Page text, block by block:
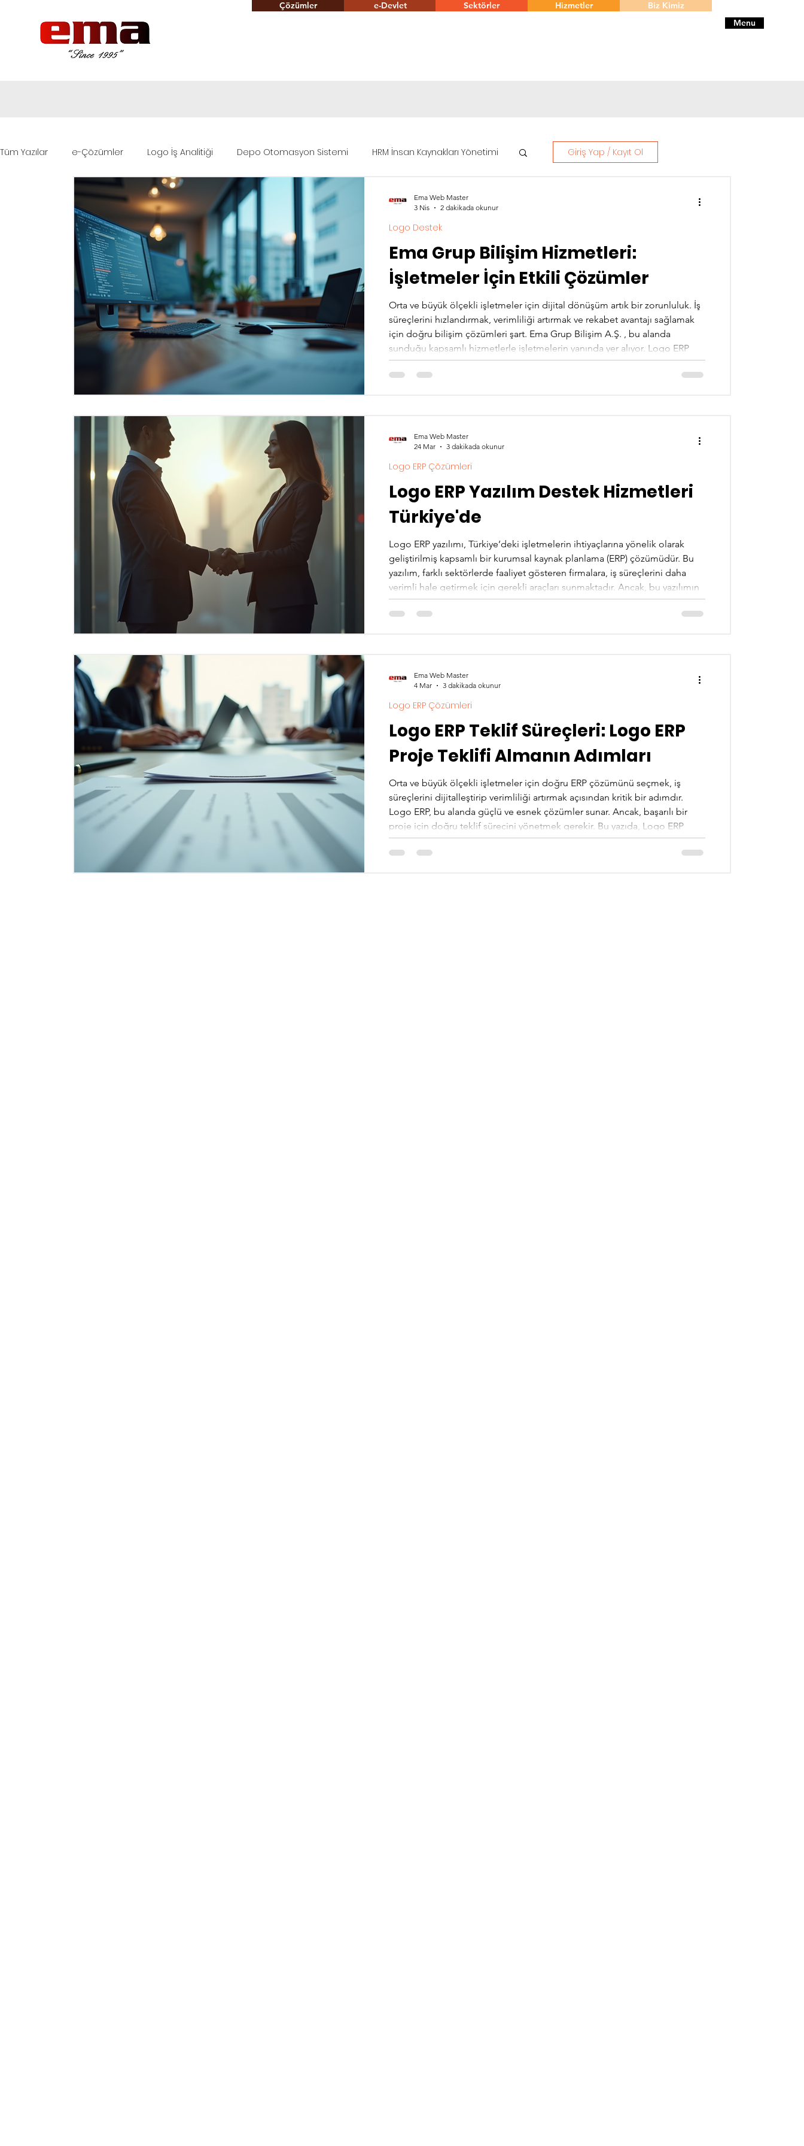
Çözümler e-Devlet Sektörler Hizmetler
Biz Kimiz
Menu
Tüm Yazılar e-Çözümler Logo İş Analitiği Depo Otomasyon Sistemi HRM İnsan Kaynakları Yönetimi
Logo ERP Çözümleri Sektörel Çözümler e-Devlet Logo Fiyat Listesi
Logo Edge ERP Logo Edge T-Series Logo CRM Entegrasyonu
Giriş Yap / Kayıt Ol
Ema Grup Bilişim Hizmetleri:
İşletmeler İçin Etkili Çözümler
Orta ve büyük ölçekli işletmeler için dijital dönüşüm artık bir zorunluluk. İş
süreçlerini hızlandırmak, verimliliği artırmak ve rekabet avantajı sağlamak
için doğru bilişim çözümleri şart. Ema Grup Bilişim A.Ş. , bu alanda
sunduğu kapsamlı hizmetlerle işletmelerin yanında yer alıyor. Logo ERP
çözümlerinde lider iş ortağı olarak, hem yurt içinde hem de yurt dışında
birçok firmaya destek veriyor. Ema Grup Bilişim Hizmetleri Nelerdir? Ema
Logo Destek
Ema Web Master
3 Nis
2 dakikada okunur
Logo ERP Yazılım Destek Hizmetleri
Türkiye'de
Logo ERP yazılımı, Türkiye’deki işletmelerin ihtiyaçlarına yönelik olarak
geliştirilmiş kapsamlı bir kurumsal kaynak planlama (ERP) çözümüdür. Bu
yazılım, farklı sektörlerde faaliyet gösteren firmalara, iş süreçlerini daha
verimli hale getirmek için gerekli araçları sunmaktadır. Ancak, bu yazılımın
etkin bir şekilde kullanılabilmesi için profesyonel destek hizmetleri son
derece önemlidir. Logo ERP Yazılımının Önemi Logo ERP, işletmelerin tüm
Logo ERP Çözümleri
Ema Web Master
24 Mar
3 dakikada okunur
Logo ERP Teklif Süreçleri: Logo ERP
Proje Teklifi Almanın Adımları
Orta ve büyük ölçekli işletmeler için doğru ERP çözümünü seçmek, iş
süreçlerini dijitalleştirip verimliliği artırmak açısından kritik bir adımdır.
Logo ERP, bu alanda güçlü ve esnek çözümler sunar. Ancak, başarılı bir
proje için doğru teklif sürecini yönetmek gerekir. Bu yazıda, Logo ERP
teklif süreçleri ve Logo ERP proje teklifi almanın adımları hakkında net ve
uygulanabilir bilgiler vermek istiyoruz. Logo ERP Teklif Süreçleri Nedir?
Logo ERP Çözümleri
Ema Web Master
4 Mar
3 dakikada okunur